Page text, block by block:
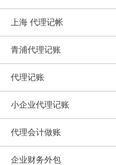
上海 代理记帐
青浦代理记账
代理记账
小企业代理记账
代理会计做账
企业财务外包